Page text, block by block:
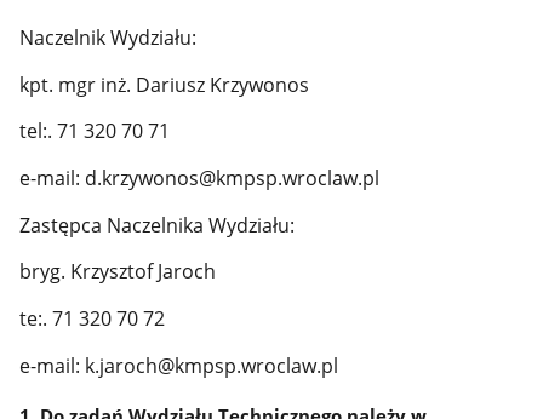
Naczelnik Wydziału:
kpt. mgr inż. Dariusz Krzywonos
tel:. 71 320 70 71
e-mail: d.krzywonos@kmpsp.wroclaw.pl
Zastępca Naczelnika Wydziału:
bryg. Krzysztof Jaroch
te:. 71 320 70 72
e-mail: k.jaroch@kmpsp.wroclaw.pl